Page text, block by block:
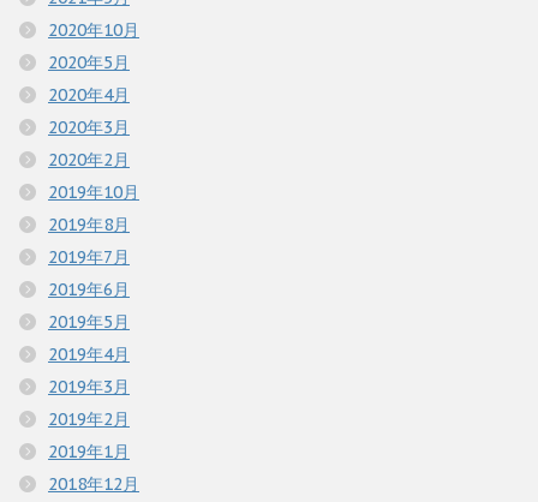
2020年10月
2020年5月
2020年4月
2020年3月
2020年2月
2019年10月
2019年8月
2019年7月
2019年6月
2019年5月
2019年4月
2019年3月
2019年2月
2019年1月
2018年12月